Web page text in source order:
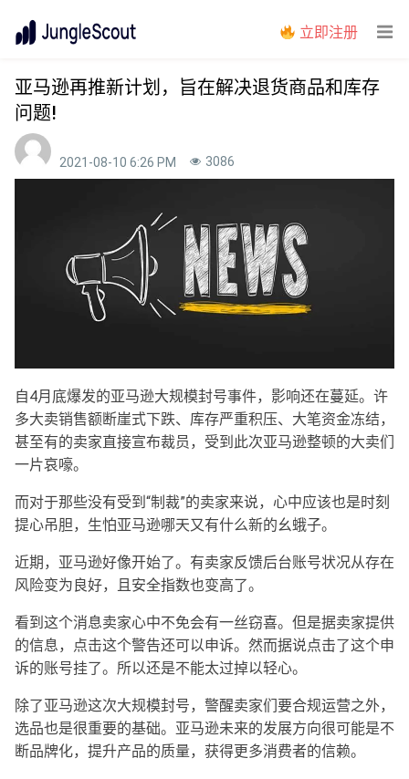
立即注册
亚马逊再推新计划，旨在解决退货商品和库存
问题!
2021-08-10 6:26 PM 3086
自4月底爆发的亚马逊大规模封号事件，影响还在蔓延。许
多大卖销售额断崖式下跌、库存严重积压、大笔资金冻结，
甚至有的卖家直接宣布裁员，受到此次亚马逊整顿的大卖们
一片哀嚎。
而对于那些没有受到“制裁”的卖家来说，心中应该也是时刻
提心吊胆，生怕亚马逊哪天又有什么新的幺蛾子。
近期，亚马逊好像开始了。有卖家反馈后台账号状况从存在
风险变为良好，且安全指数也变高了。
看到这个消息卖家心中不免会有一丝窃喜。但是据卖家提供
的信息，点击这个警告还可以申诉。然而据说点击了这个申
诉的账号挂了。所以还是不能太过掉以轻心。
除了亚马逊这次大规模封号，警醒卖家们要合规运营之外，
选品也是很重要的基础。亚马逊未来的发展方向很可能是不
断品牌化，提升产品的质量，获得更多消费者的信赖。